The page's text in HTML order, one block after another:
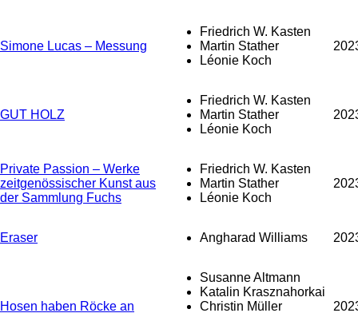
Simone Lucas – Messung
Friedrich W. Kasten
Martin Stather
Léonie Koch
GUT HOLZ
Friedrich W. Kasten
Martin Stather
Léonie Koch
Private Passion – Werke
zeitgenössischer Kunst aus
der Sammlung Fuchs
Friedrich W. Kasten
Martin Stather
Léonie Koch
Eraser Angharad Williams
Hosen haben Röcke an
Susanne Altmann
Katalin Krasznahorkai
Christin Müller